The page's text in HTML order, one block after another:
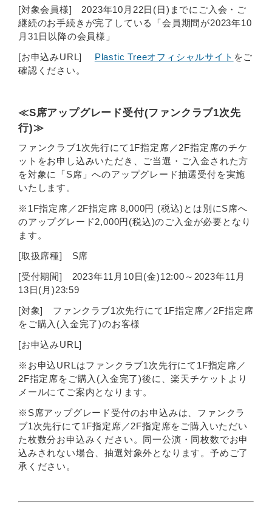
[対象会員様] 2023年10月22日(日)までにご入会・ご
継続のお手続きが完了している「会員期間が2023年10
月31日以降の会員様」
[お申込みURL] Plastic Treeオフィシャルサイト をご
確認ください。
≪S席アップグレード受付(ファンクラブ1次先
行)≫
ファンクラブ1次先行にて1F指定席／2F指定席のチケ
ットをお申し込みいただき、ご当選・ご入金された方
を対象に「S席」へのアップグレード抽選受付を実施
いたします。
※1F指定席／2F指定席 8,000円 (税込)とは別にS席へ
のアップグレード2,000円(税込)のご入金が必要となり
ます。
[取扱席種] S席
[受付期間] 2023年11月10日(金)12:00～2023年11月
13日(月)23:59
[対象] ファンクラブ1次先行にて1F指定席／2F指定席
をご購入(入金完了)のお客様
[お申込みURL]
※お申込URLはファンクラブ1次先行にて1F指定席／
2F指定席をご購入(入金完了)後に、楽天チケットより
メールにてご案内となります。
※S席アップグレード受付のお申込みは、ファンクラ
ブ1次先行にて1F指定席／2F指定席をご購入いただい
た枚数分お申込みください。同一公演・同枚数でお申
込みされない場合、抽選対象外となります。予めご了
承ください。